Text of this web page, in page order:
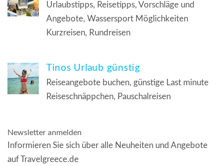
Urlaubstipps, Reisetipps, Vorschläge und
Angebote, Wassersport Möglichkeiten
Kurzreisen, Rundreisen
Tinos Urlaub günstig
Reiseangebote buchen, günstige Last minute
Reiseschnäppchen, Pauschalreisen
Newsletter anmelden
Informieren Sie sich über alle Neuheiten und Angebote
auf Travelgreece.de